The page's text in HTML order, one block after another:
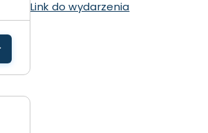
Link do wydarzenia